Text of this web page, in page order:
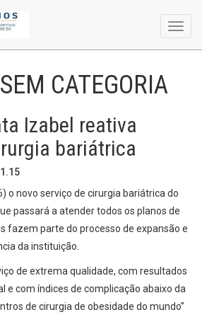
CATEGORIA
Izabel reativa
bariátrica
o novo serviço de cirurgia bariátrica do
passará a atender todos os planos de
fazem parte do processo de expansão e
da instituição.
de extrema qualidade, com resultados
e com índices de complicação abaixo da
de cirurgia de obesidade do mundo”